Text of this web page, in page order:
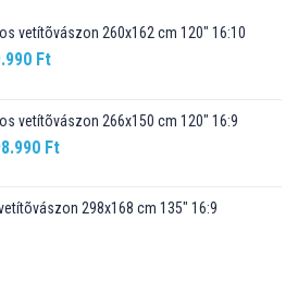
vetítõvászon 260x162 cm 120" 16:10
Ft.
FtCurrent
89.990 Ft.
vetítõvászon 266x150 cm 120" 16:9
Ft.
FtCurrent
98.990 Ft.
298x168 cm 135" 16:9